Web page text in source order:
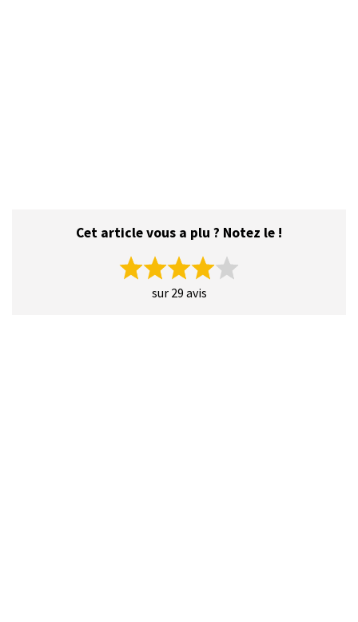
Cet article vous a plu ? Notez le !
sur 29 avis